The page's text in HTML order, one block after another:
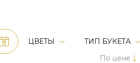
ЦВЕТЫ ТИП БУКЕТА
По цене